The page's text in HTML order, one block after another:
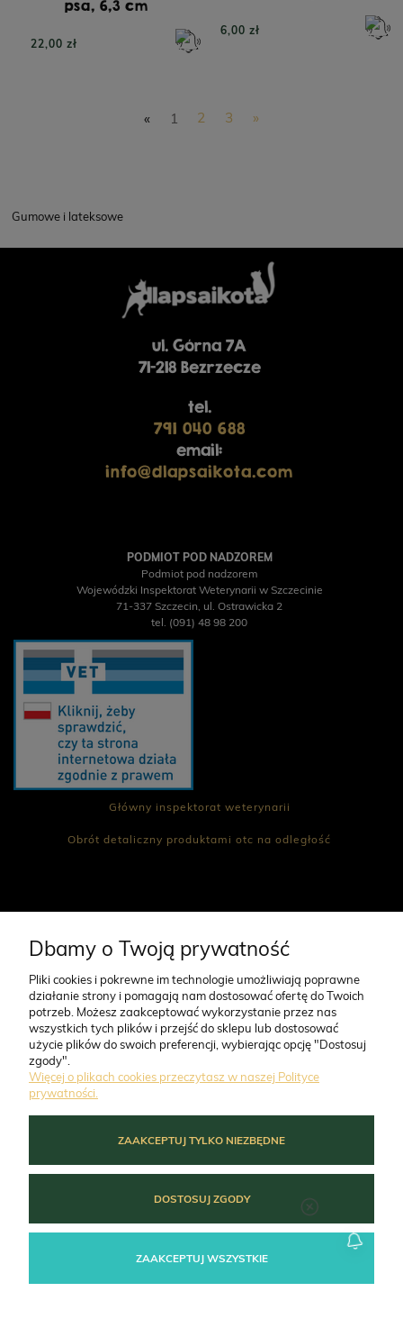
psa, 6,3 cm
22,00 zł
6,00 zł
« 1 2 3 »
Gumowe i lateksowe
ul. Górna 7A
71-218 Bezrzecze
tel.
791 040 688
email:
info@dlapsaikota.com
PODMIOT POD NADZOREM
Podmiot pod nadzorem
Wojewódzki Inspektorat Weterynarii w Szczecinie
71-337 Szczecin, ul. Ostrawicka 2
tel. (091) 48 98 200
Główny inspektorat weterynarii
Obrót detaliczny produktami otc na odległość
CO NAS WYRÓŻNIA
O FIRMIE
MOJE KONTO
Dbamy o Twoją prywatność
Pliki cookies i pokrewne im technologie umożliwiają poprawne
działanie strony i pomagają nam dostosować ofertę do Twoich
potrzeb. Możesz zaakceptować wykorzystanie przez nas
wszystkich tych plików i przejść do sklepu lub dostosować
użycie plików do swoich preferencji, wybierając opcję "Dostosuj
zgody".
Więcej o plikach cookies przeczytasz w naszej Polityce
prywatności.
ZAAKCEPTUJ TYLKO NIEZBĘDNE
DOSTOSUJ ZGODY
ZAAKCEPTUJ WSZYSTKIE